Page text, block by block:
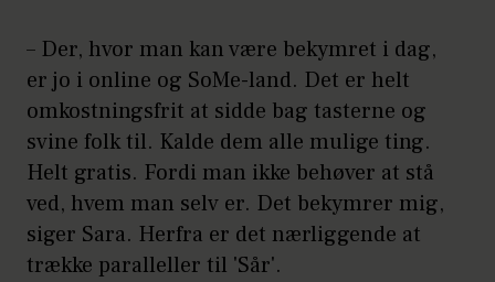
– Der, hvor man kan være bekymret i dag,
er jo i online og SoMe-land. Det er helt
omkostningsfrit at sidde bag tasterne og
svine folk til. Kalde dem alle mulige ting.
Helt gratis. Fordi man ikke behøver at stå
ved, hvem man selv er. Det bekymrer mig,
siger Sara. Herfra er det nærliggende at
trække paralleller til 'Sår'.